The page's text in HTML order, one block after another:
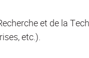
et de la
etc.).